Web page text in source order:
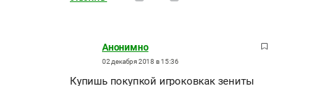
Анонимно
02 декабря 2018 в 15:36
Купишь покупкой игроковкак зениты